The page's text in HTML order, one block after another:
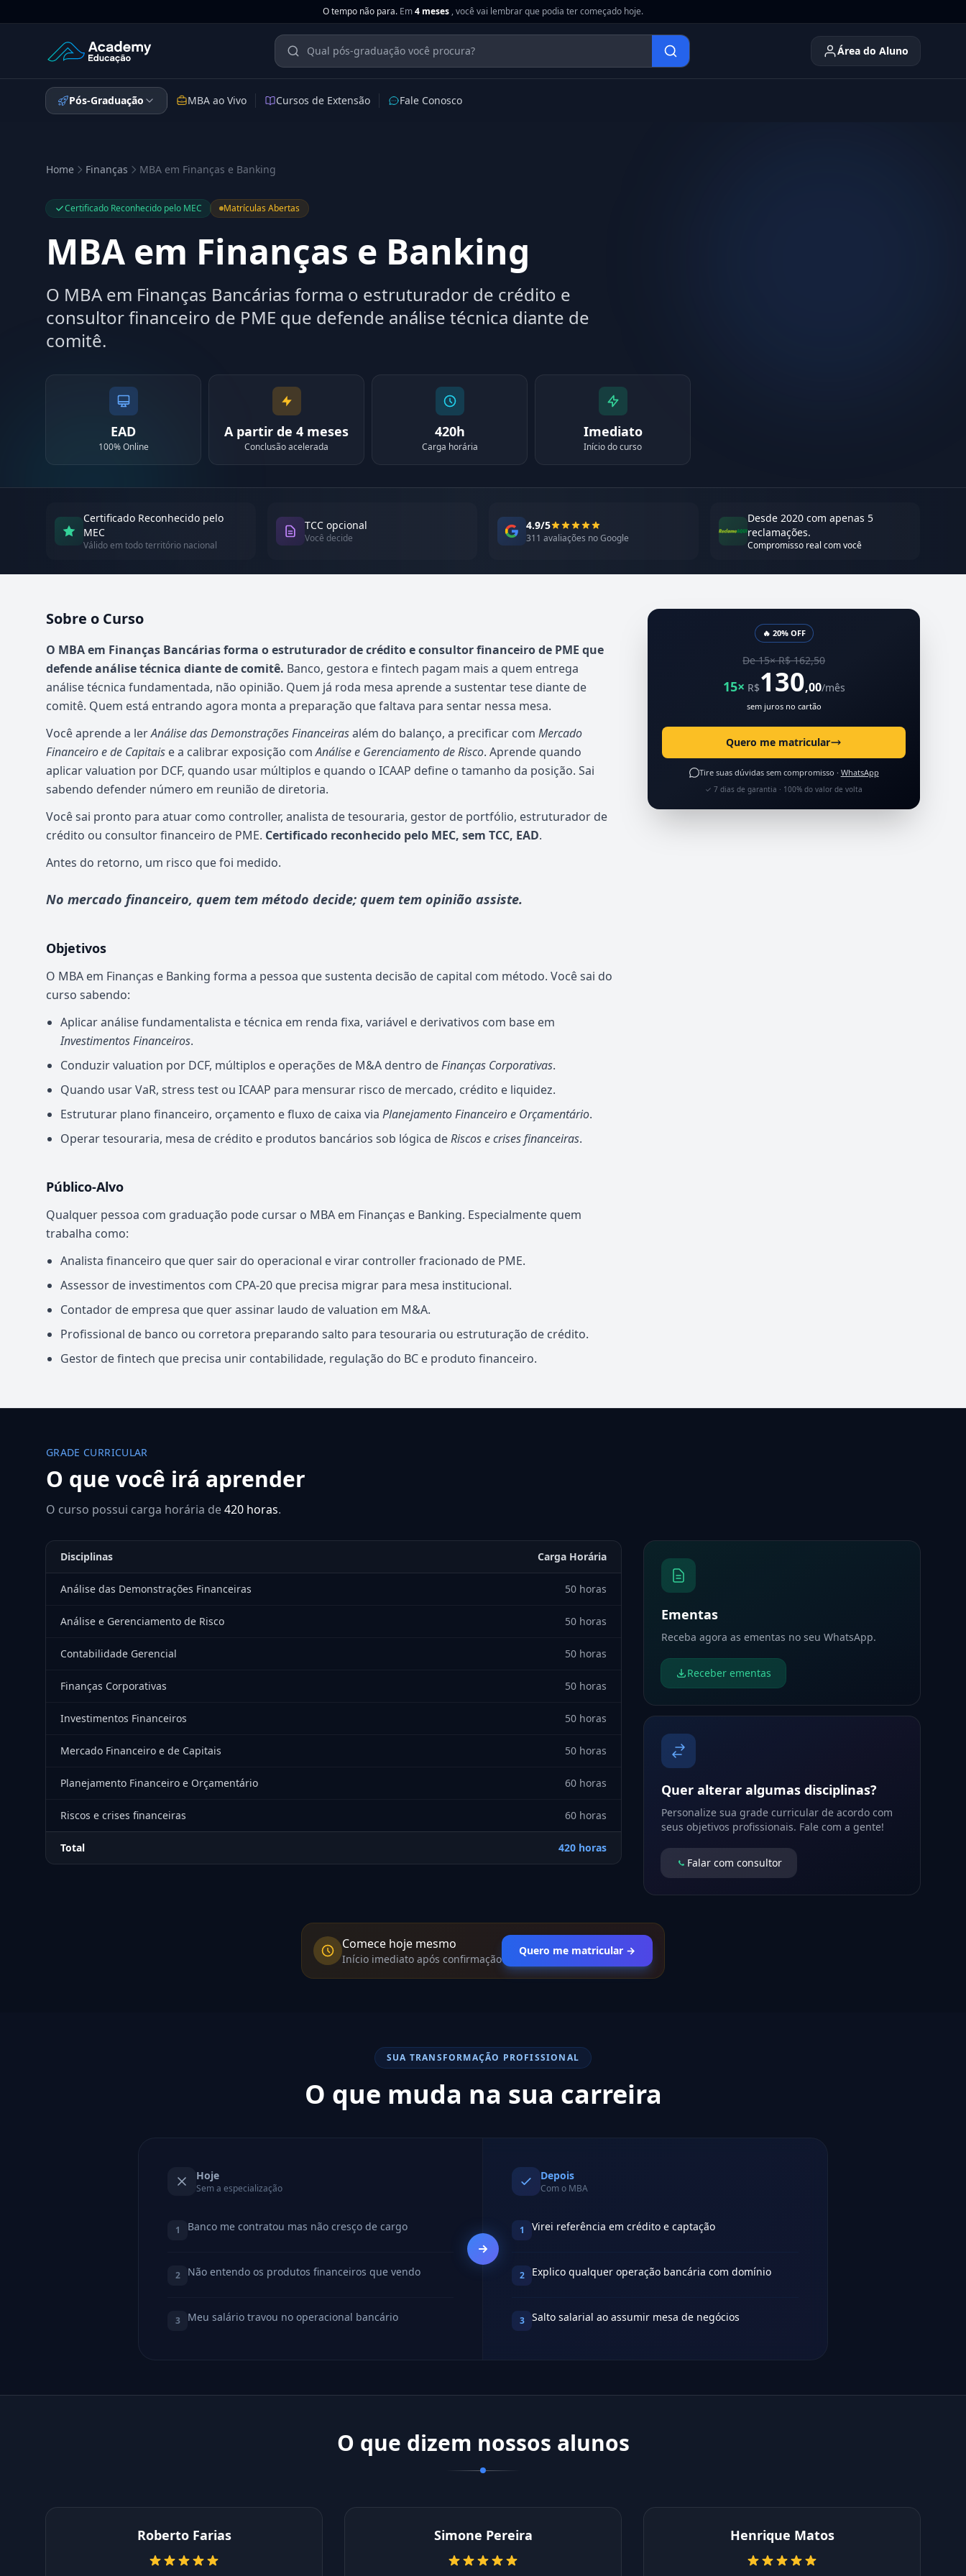
O tempo não para. Em4 meses , você vai lembrar que podia ter começado hoje.
Academy Educação — Página Inicial Área do Aluno
Pós-Graduação MBA ao Vivo Cursos de Extensão Fale Conosco
Home Finanças MBA em Finanças e Banking
Certificado Reconhecido pelo MEC Matrículas Abertas
MBA em Finanças e Banking
O MBA em Finanças Bancárias forma o estruturador de crédito e
consultor financeiro de PME que defende análise técnica diante de
comitê.
EAD
100% Online
A partir de 4 meses
Conclusão acelerada
420h
Carga horária
Imediato
Início do curso
Certificado Reconhecido pelo
MEC
Válido em todo território nacional
TCC opcional
Você decide
4.9/5
311 avaliações no Google
Desde 2020 com apenas 5
reclamações.
Compromisso real com você
Sobre o Curso
Atualizado em abril de 2026
O MBA em Finanças Bancárias forma o estruturador de crédito e consultor financeiro de PME que
defende análise técnica diante de comitê. Banco, gestora e fintech pagam mais a quem entrega
análise técnica fundamentada, não opinião. Quem já roda mesa aprende a sustentar tese diante de
comitê. Quem está entrando agora monta a preparação que faltava para sentar nessa mesa.
Você aprende a lerAnálise das Demonstrações Financeirasalém do balanço, a precificar com Mercado
Financeiro e de Capitais e a calibrar exposição comAnálise e Gerenciamento de Risco. Aprende quando
aplicar valuation por DCF, quando usar múltiplos e quando o ICAAP define o tamanho da posição. Sai
sabendo defender número em reunião de diretoria.
Você sai pronto para atuar como controller, analista de tesouraria, gestor de portfólio, estruturador de
crédito ou consultor financeiro de PME. Certificado reconhecido pelo MEC, sem TCC, EAD.
Antes do retorno, um risco que foi medido.
No mercado financeiro, quem tem método decide; quem tem opinião assiste.
Objetivos
O MBA em Finanças e Banking forma a pessoa que sustenta decisão de capital com método. Você sai do
curso sabendo:
Aplicar análise fundamentalista e técnica em renda fixa, variável e derivativos com base em
Investimentos Financeiros.
Conduzir valuation por DCF, múltiplos e operações de M&A dentro deFinanças Corporativas.
Quando usar VaR, stress test ou ICAAP para mensurar risco de mercado, crédito e liquidez.
Estruturar plano financeiro, orçamento e fluxo de caixa via Planejamento Financeiro e Orçamentário.
Operar tesouraria, mesa de crédito e produtos bancários sob lógica deRiscos e crises financeiras.
Público-Alvo
Qualquer pessoa com graduação pode cursar o MBA em Finanças e Banking. Especialmente quem
trabalha como:
Analista financeiro que quer sair do operacional e virar controller fracionado de PME.
Assessor de investimentos com CPA-20 que precisa migrar para mesa institucional.
Contador de empresa que quer assinar laudo de valuation em M&A.
Profissional de banco ou corretora preparando salto para tesouraria ou estruturação de crédito.
Gestor de fintech que precisa unir contabilidade, regulação do BC e produto financeiro.
🔥 20% OFF
De 15× R$ 162,50
15× R$130,00/mês
sem juros no cartão
Quero me matricular
Tire suas dúvidas sem compromisso · WhatsApp
✓ 7 dias de garantia · 100% do valor de volta
GRADE CURRICULAR
O que você irá aprender
O curso possui carga horária de420 horas.
Disciplinas Carga Horária
Análise das Demonstrações Financeiras 50 horas
Análise e Gerenciamento de Risco 50 horas
Contabilidade Gerencial 50 horas
Finanças Corporativas 50 horas
Investimentos Financeiros 50 horas
Mercado Financeiro e de Capitais 50 horas
Planejamento Financeiro e Orçamentário 60 horas
Riscos e crises financeiras 60 horas
Total 420 horas
Ementas
Receba agora as ementas no seu WhatsApp.
Receber ementas
Quer alterar algumas disciplinas?
Personalize sua grade curricular de acordo com
seus objetivos profissionais. Fale com a gente!
Falar com consultor
Comece hoje mesmo
Início imediato após confirmação
Quero me matricular →
SUA TRANSFORMAÇÃO PROFISSIONAL
O que muda na sua carreira
Hoje
Sem a especialização
1 Banco me contratou mas não cresço de cargo
2 Não entendo os produtos financeiros que vendo
3 Meu salário travou no operacional bancário
Depois
Com o MBA
1 Virei referência em crédito e captação
2 Explico qualquer operação bancária com domínio
3 Salto salarial ao assumir mesa de negócios
O que dizem nossos alunos
Roberto Farias Simone Pereira Henrique Matos